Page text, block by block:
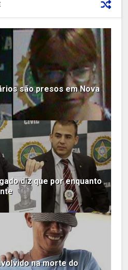
são presos em Nova
diz que por enquanto
na morte do